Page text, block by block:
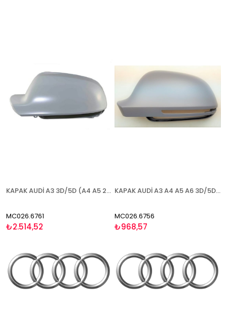
KAPAK AUDİ A3 3D/5D (A4 A5 2010-) 2010-2012 ASTARLI SAĞ
MC026.6761
₺2.514,52
KAPAK AUDİ A3 A4 A5 A6 3D/5D (Q3 2011-) 2008-2010 ASTARLI BLİS SOL
MC026.6756
₺968,57